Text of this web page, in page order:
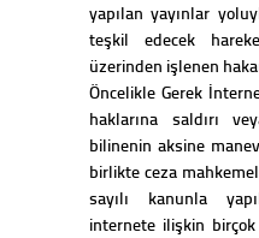
yapılan yayınlar
teşkil edecek
üzerinden işlenen
Öncelikle Gerek
haklarına saldırı
bilinenin aksine
birlikte ceza
sayılı kanunla
internete ilişkin